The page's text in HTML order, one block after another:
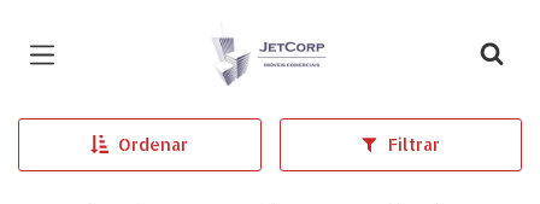
Página inicial
Ordenar Filtrar